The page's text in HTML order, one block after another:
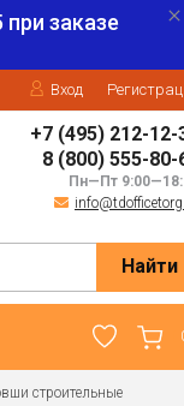
при заказе
Вход
+7 (495) 212-12-
8 (800) 555-80-
Пн—Пт
Найти
строительные